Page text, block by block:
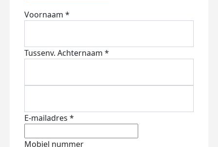
Voornaam *
Tussenv. Achternaam *
E-mailadres *
Mobiel nummer